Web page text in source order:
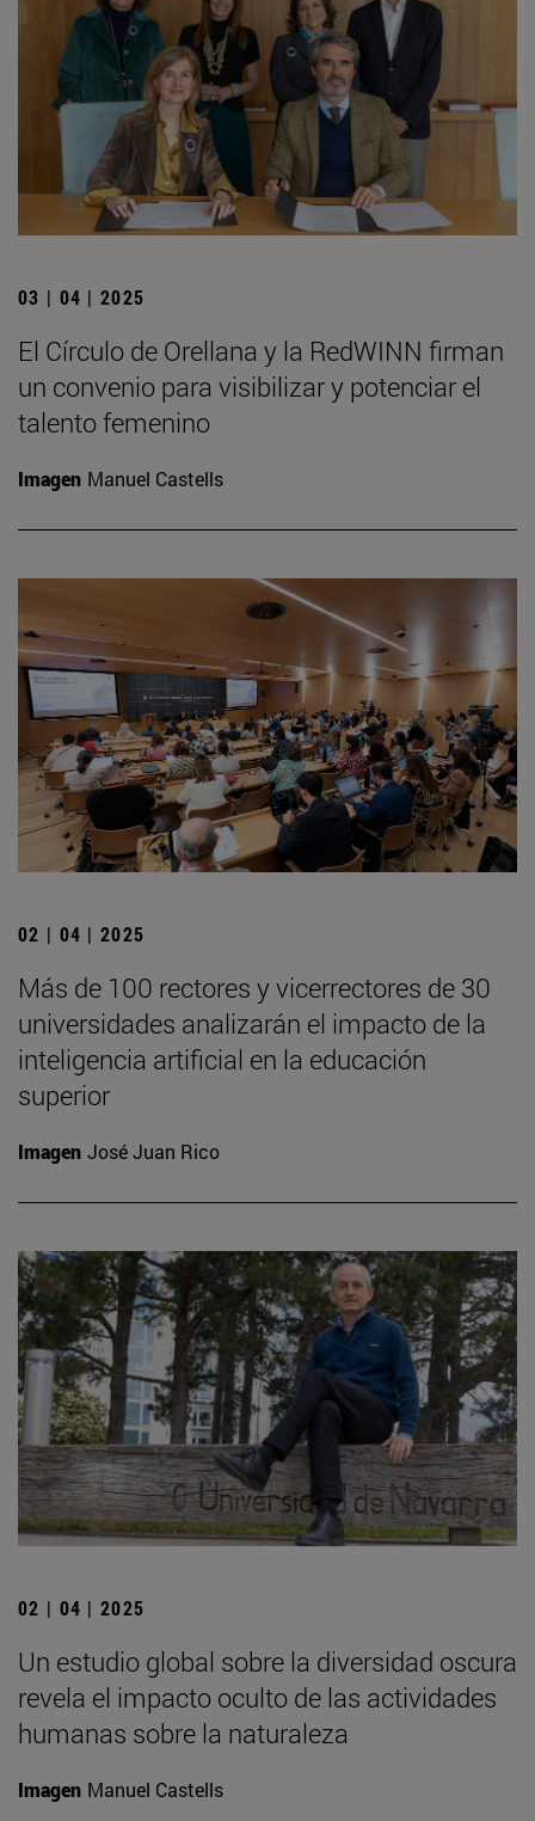
03 | 04 | 2025
El Círculo de Orellana y la RedWINN firman
un convenio para visibilizar y potenciar el
talento femenino
Imagen Manuel Castells
02 | 04 | 2025
Más de 100 rectores y vicerrectores de 30
universidades analizarán el impacto de la
inteligencia artificial en la educación
superior
Imagen José Juan Rico
02 | 04 | 2025
Un estudio global sobre la diversidad oscura
revela el impacto oculto de las actividades
humanas sobre la naturaleza
Imagen Manuel Castells